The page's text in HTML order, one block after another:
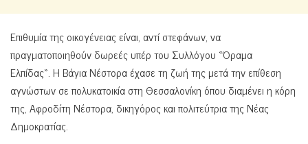
Επιθυμία της οικογένειας είναι, αντί στεφάνων, να
πραγματοποιηθούν δωρεές υπέρ του Συλλόγου «Όραμα
Ελπίδας». Η Βάγια Νέστορα έχασε τη ζωή της μετά την επίθεση
αγνώστων σε πολυκατοικία στη Θεσσαλονίκη όπου διαμένει η κόρη
της, Αφροδίτη Νέστορα, δικηγόρος και πολιτεύτρια της Νέας
Δημοκρατίας.